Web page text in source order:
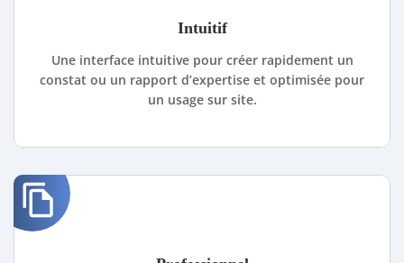
Intuitif
Une interface intuitive pour créer rapidement un
constat ou un rapport d’expertise et optimisée pour
un usage sur site.
file_copy